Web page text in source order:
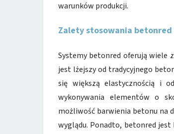
warunków produkcji.
Zalety stosowania
Systemy betonred oferują wiele
jest lżejszy od tradycyjnego
się większą elastycznością i
wykonywania elementów o
możliwość barwienia betonu na
wyglądu. Ponadto, betonred